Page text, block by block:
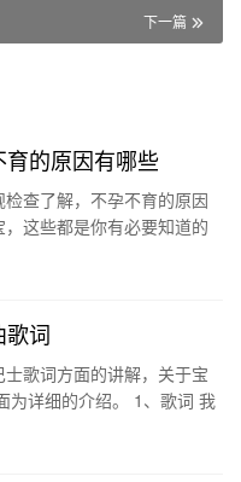
下一篇
的原因有哪些
查了解，不孕不育的原因
这些都是你有必要知道的
歌词
歌词方面的讲解，关于宝
为详细的介绍。 1、歌词 我